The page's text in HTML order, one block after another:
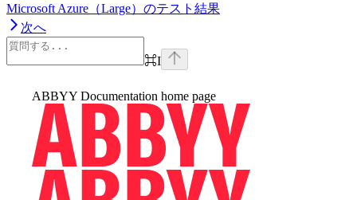
Microsoft Azure（Large）のテスト結果
次へ
⌘I
ABBYY Documentation home page